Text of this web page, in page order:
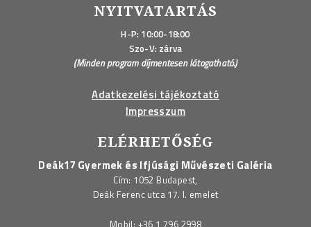
NYITVATARTÁS
H-P: 10:00-18:00
Szo-V: zárva
(Minden program díjmentesen látogatható.)
Adatkezelési tájékoztató
Impresszum
ELÉRHETŐSÉG
Deák17 Gyermek és Ifjúsági Művészeti Galéria
Cím: 1052 Budapest,
Deák Ferenc utca 17. I. emelet